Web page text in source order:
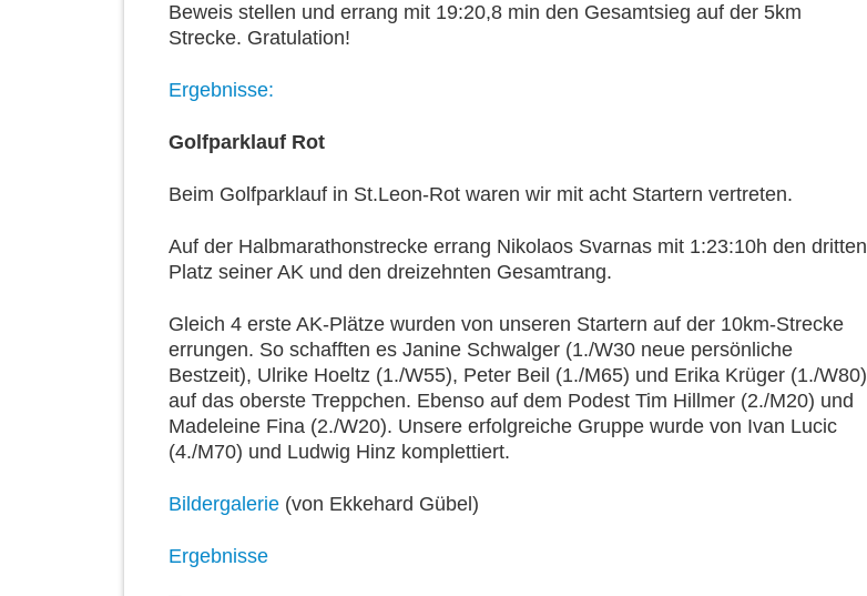
Beweis stellen und errang mit 19:20,8 min den Gesamtsieg auf der 5km
Strecke. Gratulation!
Ergebnisse:
Golfparklauf Rot
Beim Golfparklauf in St.Leon-Rot waren wir mit acht Startern vertreten.
Auf der Halbmarathonstrecke errang Nikolaos Svarnas mit 1:23:10h den dritten
Platz seiner AK und den dreizehnten Gesamtrang.
Gleich 4 erste AK-Plätze wurden von unseren Startern auf der 10km-Strecke
errungen. So schafften es Janine Schwalger (1./W30 neue persönliche
Bestzeit), Ulrike Hoeltz (1./W55), Peter Beil (1./M65) und Erika Krüger (1./W80)
auf das oberste Treppchen. Ebenso auf dem Podest Tim Hillmer (2./M20) und
Madeleine Fina (2./W20). Unsere erfolgreiche Gruppe wurde von Ivan Lucic
(4./M70) und Ludwig Hinz komplettiert.
Bildergalerie (von Ekkehard Gübel)
Ergebnisse